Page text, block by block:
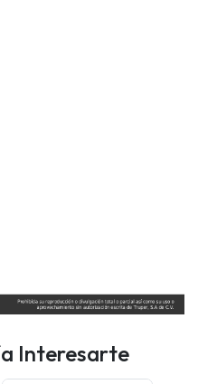
Interesarte